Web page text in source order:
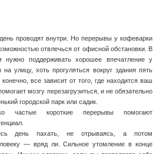
проводят внутри. Но перерывы у кофеварки
отвлечься от офисной обстановки. В
поддерживать хорошее впечатление у
улицу, хоть прогуляться вокруг здания пять
все зависит от того, где находится ваш
мозгу перезагрузиться, и не обязательно
городской парк или садик.
частые короткие перерывы помогают
день пахать, не отрываясь, а потом
— вряд ли. Сильное утомление в конце